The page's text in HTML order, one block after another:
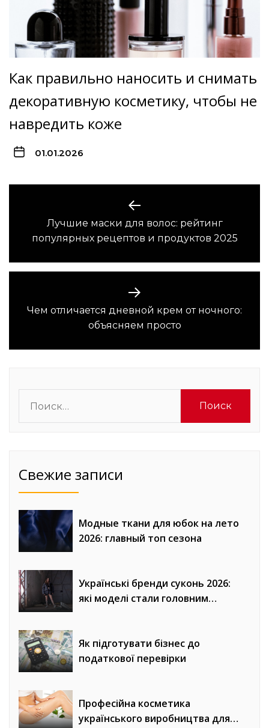
Как правильно наносить и снимать
декоративную косметику, чтобы не
навредить коже
01.01.2026
записям
Предыдущая
запись:
Лучшие маски для волос: рейтинг
популярных рецептов и продуктов 2025
Следующая
запись:
Чем отличается дневной крем от ночного:
объясняем просто
Свежие записи
Модные ткани для юбок на лето
2026: главный топ сезона
Українські бренди суконь 2026:
які моделі стали головним
Як підготувати бізнес до
податкової перевірки
Професійна косметика
українського виробництва для